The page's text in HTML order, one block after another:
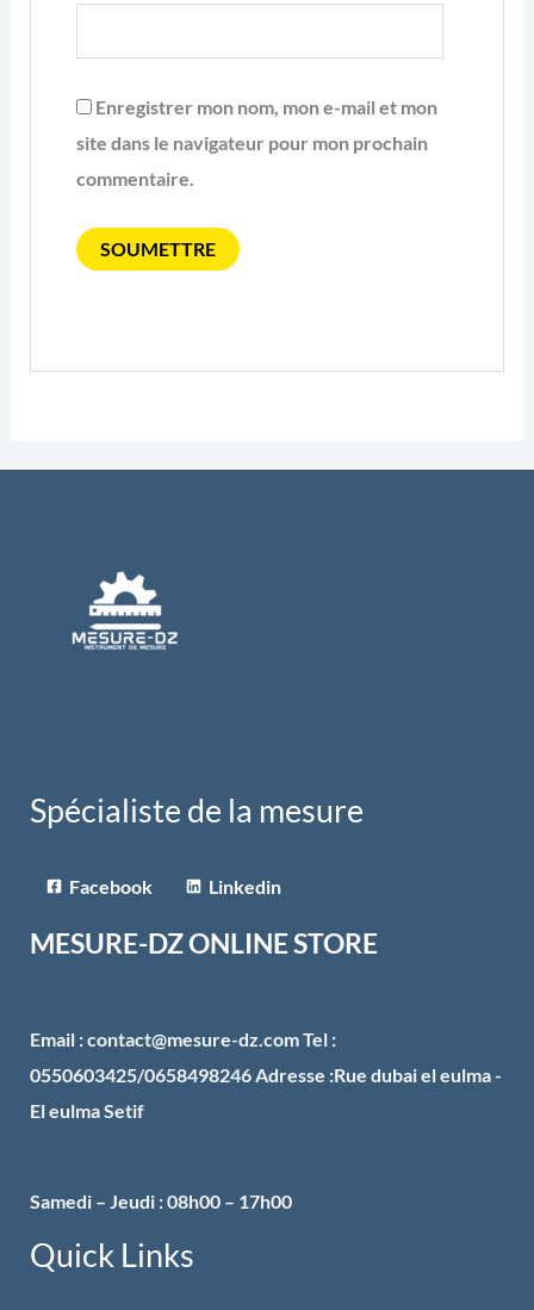
Enregistrer mon nom, mon e-mail et mon
site dans le navigateur pour mon prochain
commentaire.
Spécialiste de la mesure
Facebook Linkedin
MESURE-DZ ONLINE STORE
Email : contact@mesure-dz.com Tel :
0550603425/0658498246 Adresse :Rue dubai el eulma -
El eulma Setif
Samedi – Jeudi : 08h00 – 17h00
Quick Links